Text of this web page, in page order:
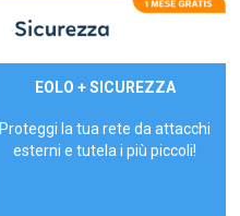
29,90€/mese
EOLO + SICUREZZA
Proteggi la tua rete da attacchi
esterni e tutela i più piccoli!